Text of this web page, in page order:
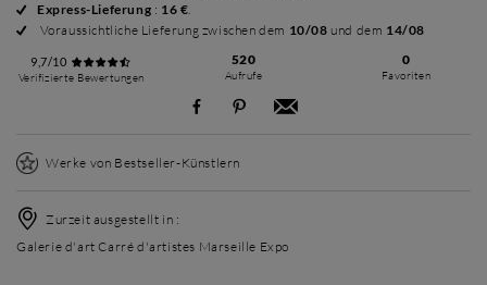
Express-Lieferung : 16 €.
Voraussichtliche Lieferung zwischen dem 10/08 und dem 14/08
9,7/10
Verifizierte Bewertungen
520
Aufrufe
0
Favoriten
Werke von Bestseller-Künstlern
Zurzeit ausgestellt in :
Galerie d'art Carré d'artistes Marseille Expo